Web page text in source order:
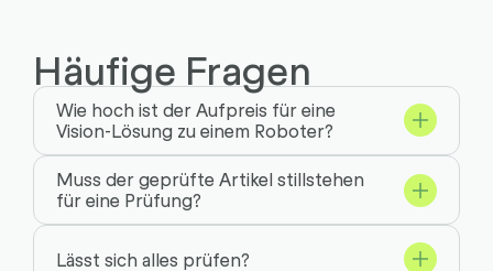
Häufige Fragen
Wie hoch ist der Aufpreis für eine
Vision-Lösung zu einem Roboter?
Muss der geprüfte Artikel stillstehen
für eine Prüfung?
Lässt sich alles prüfen?